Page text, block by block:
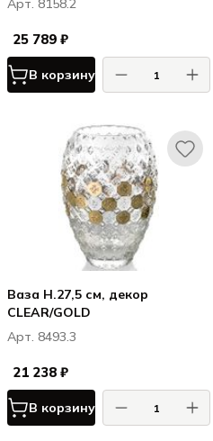
Арт. 8158.2
25 789 ₽
В корзину
Ваза H.27,5 см, декор
CLEAR/GOLD
Арт. 8493.3
21 238 ₽
В корзину